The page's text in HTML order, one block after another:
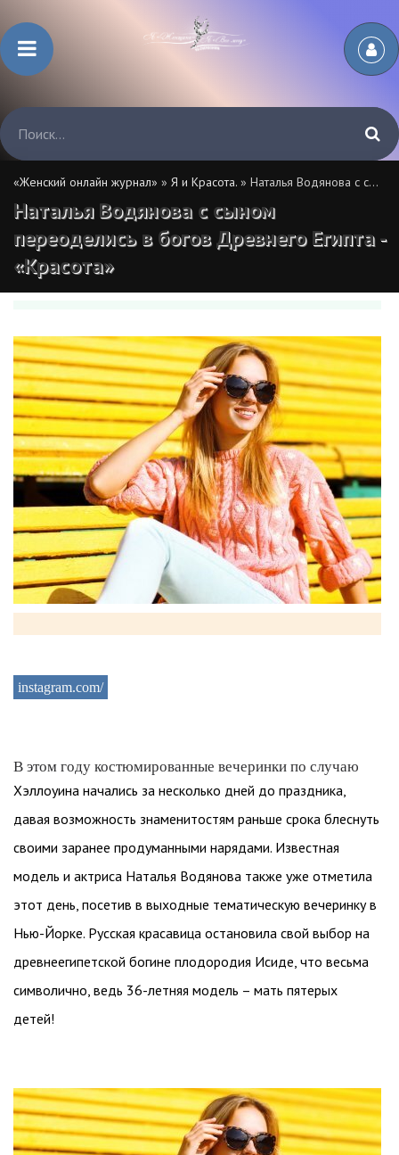
«Женский онлайн журнал» » Я и Красота. » Наталья Водянова с сыном переоделись в богов Древнего Египта - «Красота»
Наталья Водянова с сыном
переоделись в богов Древнего Египта -
«Красота»
instagram.com/
В этом году костюмированные вечеринки по случаю
Хэллоуина начались за несколько дней до праздника,
давая возможность знаменитостям раньше срока блеснуть
своими заранее продуманными нарядами. Известная
модель и актриса Наталья Водянова также уже отметила
этот день, посетив в выходные тематическую вечеринку в
Нью-Йорке. Русская красавица остановила свой выбор на
древнеегипетской богине плодородия Исиде, что весьма
символично, ведь 36-летняя модель – мать пятерых
детей!